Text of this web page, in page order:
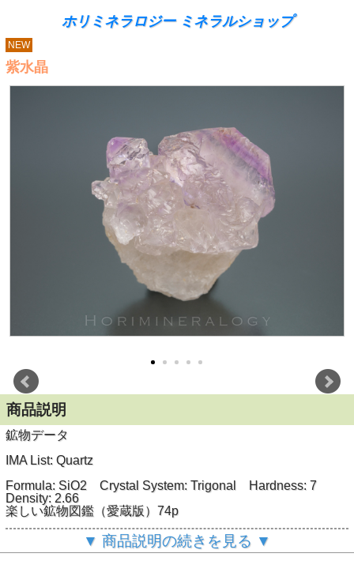
ホリミネラロジー ミネラルショップ
NEW
紫水晶
商品説明
鉱物データ
IMA List: Quartz
Formula: SiO2Crystal System: Trigonal Hardness: 7
Density: 2.66
楽しい鉱物図鑑（愛蔵版）74p
標本データ
▼ 商品説明の続きを見る ▼